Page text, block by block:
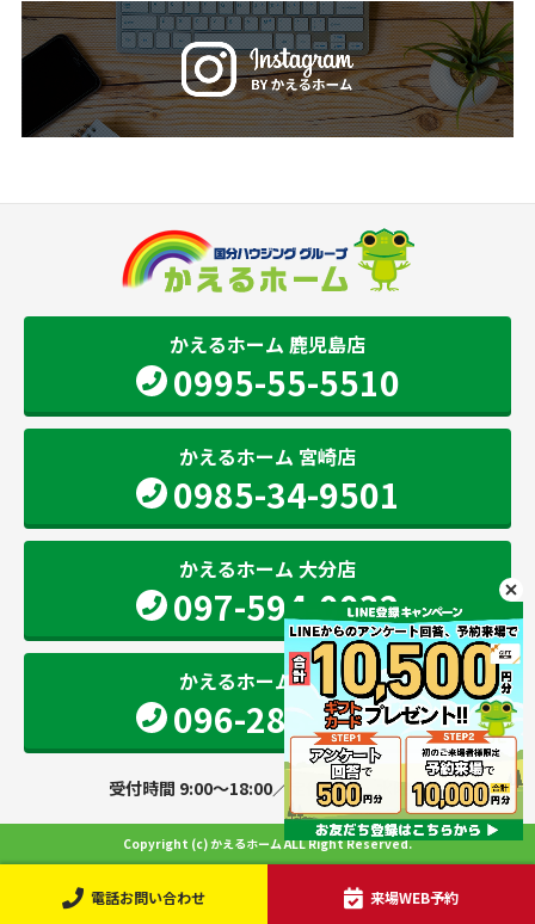
かえるホーム 鹿児島店
0995-55-5510
かえるホーム 宮崎店
0985-34-9501
かえるホーム 大分店
097-594-0032
かえるホーム 熊本店
096-283-2207
受付時間 9:00～18:00／定休日 火・水曜日
電話お問い合わせ 来場WEB予約
Copyright (c) かえるホーム ALL Right Reserved.